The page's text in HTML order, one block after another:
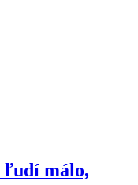
ľudí málo,